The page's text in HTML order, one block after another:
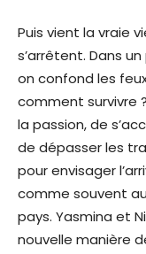
Puis vient la vraie
s’arrêtent. Dans
on confond les
comment survivre
la passion, de
de dépasser les
pour envisager
comme souvent
pays. Yasmina et
nouvelle manière